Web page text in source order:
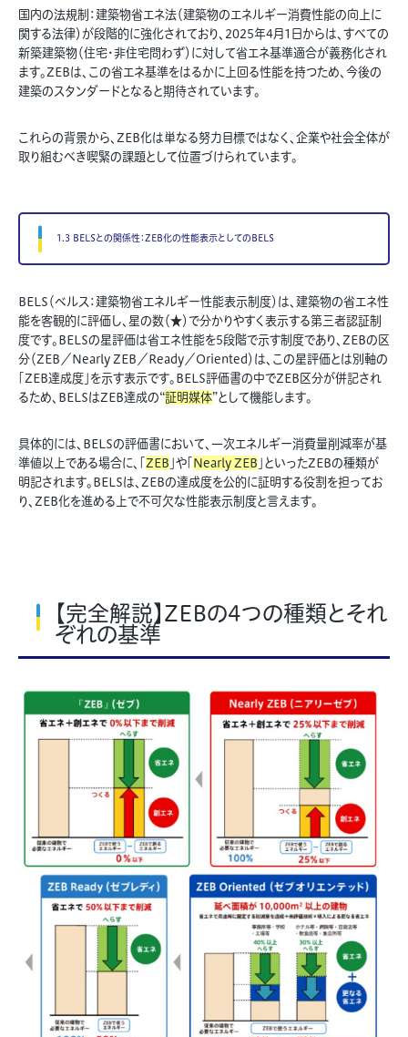
国内の法規制：建築物省エネ法（建築物のエネルギー消費性能の向上に
関する法律）が段階的に強化されており、2025年4月1日からは、すべての
新築建築物（住宅・非住宅問わず）に対して省エネ基準適合が義務化され
ます。ZEBは、この省エネ基準をはるかに上回る性能を持つため、今後の
建築のスタンダードとなると期待されています。
これらの背景から、ZEB化は単なる努力目標ではなく、企業や社会全体が
取り組むべき喫緊の課題として位置づけられています。
1.3 BELSとの関係性：ZEB化の性能表示としてのBELS
BELS（ベルス：建築物省エネルギー性能表示制度）は、建築物の省エネ性
能を客観的に評価し、星の数（★）で分かりやすく表示する第三者認証制
度です。BELSの星評価は省エネ性能を5段階で示す制度であり、ZEBの区
分（ZEB／Nearly ZEB／Ready／Oriented）は、この星評価とは別軸の
「ZEB達成度」を示す表示です。BELS評価書の中でZEB区分が併記され
るため、BELSはZEB達成の“証明媒体”として機能します。
具体的には、BELSの評価書において、一次エネルギー消費量削減率が基
準値以上である場合に、「 ZEB 」や「 Nearly ZEB 」といったZEBの種類が
明記されます。BELSは、ZEBの達成度を公的に証明する役割を担ってお
り、ZEB化を進める上で不可欠な性能表示制度と言えます。
【完全解説】ZEBの4つの種類とそれ
ぞれの基準